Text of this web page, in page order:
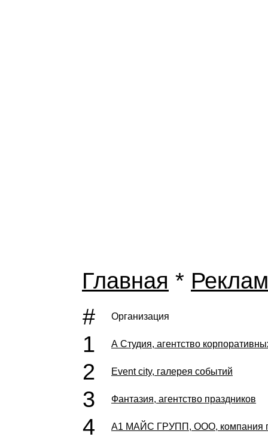
Главная *
#
Организация
1 А Студия, агентство
2 Event city, галерея событий
3 Фантазия, агентство праздников
4 А1 МАЙС ГРУПП, ООО, компания